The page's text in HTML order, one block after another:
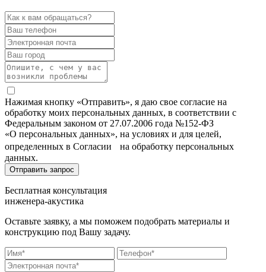
Нажимая кнопку «Отправить», я даю свое согласие на
обработку моих персональных данных, в соответствии с
Федеральным законом от 27.07.2006 года №152-ФЗ
«О персональных данных», на условиях и для целей,
определенных в Согласии на обработку персональных
данных.
Бесплатная консультация
инженера-акустика
Оставьте заявку, а мы поможем подобрать материалы и
конструкцию под Вашу задачу.